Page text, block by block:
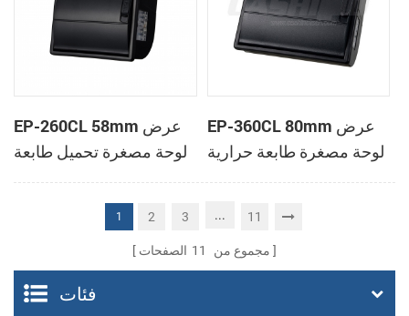
EP-260CL 58mm عرض
لوحة مصغرة تحميل طابعة
حرارية مع لصناعة
السيارات في القاطع
EP-360CL 80mm عرض
لوحة مصغرة طابعة حرارية
مع لصناعة السيارات في
1 2 3 ... 11
مجموع من 11 الصفحات
فئات